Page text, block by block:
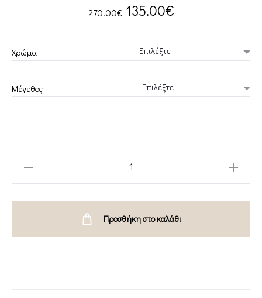
270.00€ Original
was:
270.00€.
135.00€Current
is:
135.00€.
Χρώμα
Μέγεθος
Προσθήκη στο καλάθι